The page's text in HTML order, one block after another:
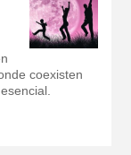
coexisten